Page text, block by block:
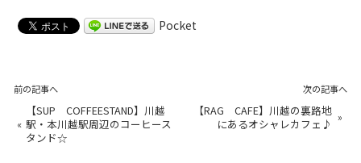
Pocket
前の記事へ
«
【SUP COFFEESTAND】川越
駅・本川越駅周辺のコーヒース
タンド☆
次の記事へ
【RAG CAFE】川越の裏路地
にあるオシャレカフェ♪ »